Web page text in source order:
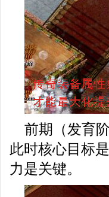
前期（发育
此时核心目标
力是关键。